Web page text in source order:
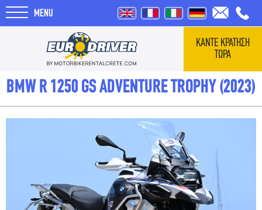
MENU
ΚΑΝΤΕ ΚΡΑΤΗΣΗ
ΤΩΡΑ
ΕΝΟΙΚΙΑΣΕΙΣ
REVIEWS
BMW R 1250 GS ADVENTURE TROPHY (2023)